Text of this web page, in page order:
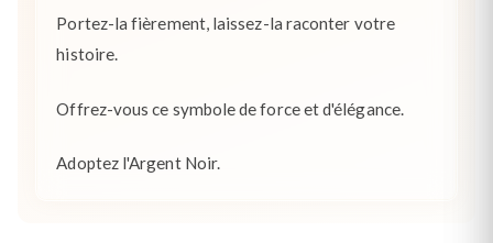
Portez-la fièrement, laissez-la raconter votre
histoire.
Offrez-vous ce symbole de force et d'élégance.
Adoptez l'Argent Noir.